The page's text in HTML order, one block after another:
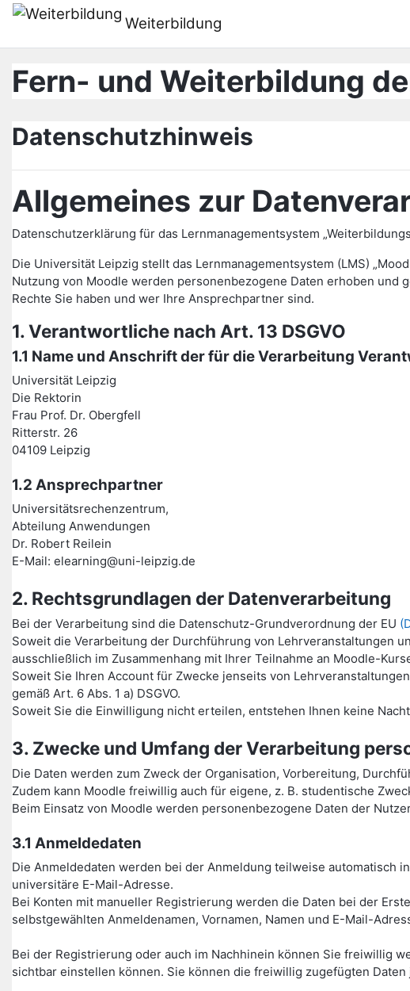
Ves al contingut principal
Weiterbildung
Fern- und Weiterbildung
Datenschutzhinweis
Allgemeines zur
Datenschutzerklärung für das Lernmanagementsystem
Die Universität Leipzig stellt das Lernmanagementsystem (LMS)
Nutzung von Moodle werden personenbezogene Daten erhoben
Rechte Sie haben und wer Ihre Ansprechpartner sind.
1. Verantwortliche nach Art. 13 DSGVO
1.1 Name und Anschrift der für die Verarbeitung
Universität Leipzig
Die Rektorin
Frau Prof. Dr. Obergfell
Ritterstr. 26
04109 Leipzig
1.2 Ansprechpartner
Universitätsrechenzentrum,
Abteilung Anwendungen
Dr. Robert Reilein
E-Mail: elearning@uni-leipzig.de
2. Rechtsgrundlagen der Datenverarbeitung
Bei der Verarbeitung sind die Datenschutz-Grundverordnung der EU
Soweit die Verarbeitung der Durchführung von Lehrveranstaltungen
ausschließlich im Zusammenhang mit Ihrer Teilnahme an Moodle-
Soweit Sie Ihren Account für Zwecke jenseits von
gemäß Art. 6 Abs. 1 a) DSGVO.
Soweit Sie die Einwilligung nicht erteilen, entstehen Ihnen keine
3. Zwecke und Umfang der Verarbeitung
Die Daten werden zum Zweck der Organisation, Vorbereitung,
Zudem kann Moodle freiwillig auch für eigene, z. B. studentische
Beim Einsatz von Moodle werden personenbezogene Daten der
3.1 Anmeldedaten
Die Anmeldedaten werden bei der Anmeldung teilweise automatisch
universitäre E-Mail-Adresse.
Bei Konten mit manueller Registrierung werden die Daten bei der
selbstgewählten Anmeldenamen, Vornamen, Namen und E-Mail-
Bei der Registrierung oder auch im Nachhinein können Sie freiwillig
sichtbar einstellen können. Sie können die freiwillig zugefügten